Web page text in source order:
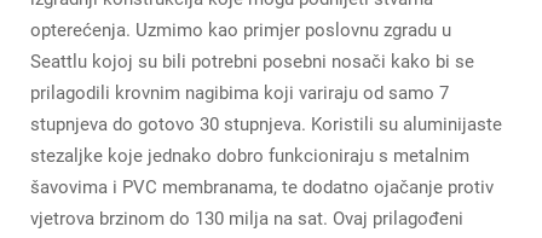
opterećenja. Uzmimo kao primjer poslovnu zgradu u
Seattlu kojoj su bili potrebni posebni nosači kako bi se
prilagodili krovnim nagibima koji variraju od samo 7
stupnjeva do gotovo 30 stupnjeva. Koristili su aluminijaste
stezaljke koje jednako dobro funkcioniraju s metalnim
šavovima i PVC membranama, te dodatno ojačanje protiv
vjetrova brzinom do 130 milja na sat. Ovaj prilagođeni